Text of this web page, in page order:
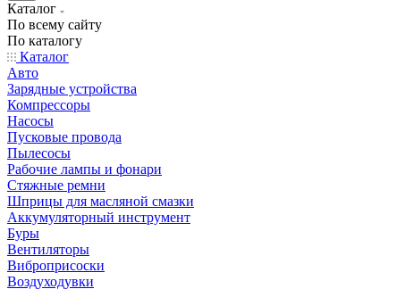
Каталог
По всему сайту
По каталогу
Каталог
Авто
Зарядные устройства
Компрессоры
Насосы
Пусковые провода
Пылесосы
Рабочие лампы и фонари
Стяжные ремни
Шприцы для масляной смазки
Аккумуляторный инструмент
Буры
Вентиляторы
Виброприсоски
Воздуходувки